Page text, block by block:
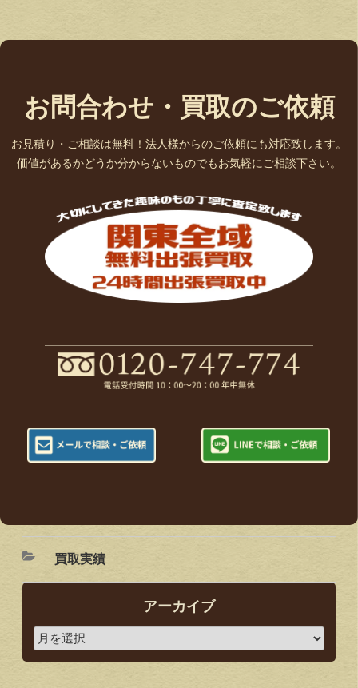
お問合わせ・買取のご依頼
お見積り・ご相談は無料！法人様からのご依頼にも対応致します。
価値があるかどうか分からないものでもお気軽にご相談下さい。
買取実績
アーカイブ